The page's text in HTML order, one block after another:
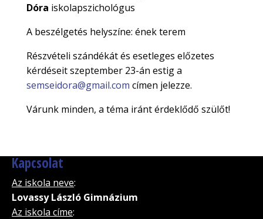
Dóra iskolapszichológus
A beszélgetés helyszíne: ének terem
Részvételi szándékát és esetleges előzetes
kérdéseit szeptember 23-án estig a
semseidora@gmail.com címen jelezze.
Várunk minden, a téma iránt érdeklődő szülőt!
Kapcsolat
Az iskola neve:
Lovassy László Gimnázium
Az iskola címe: